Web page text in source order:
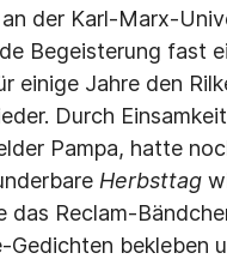
der Karl-Marx-
Begeisterung fast
einige Jahre den
Durch
Pampa, hatte
Herbsttag
Reclam-
bekleben